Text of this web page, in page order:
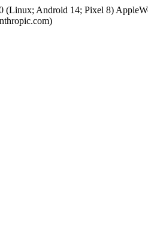
(Linux; Android 14; Pixel 8)